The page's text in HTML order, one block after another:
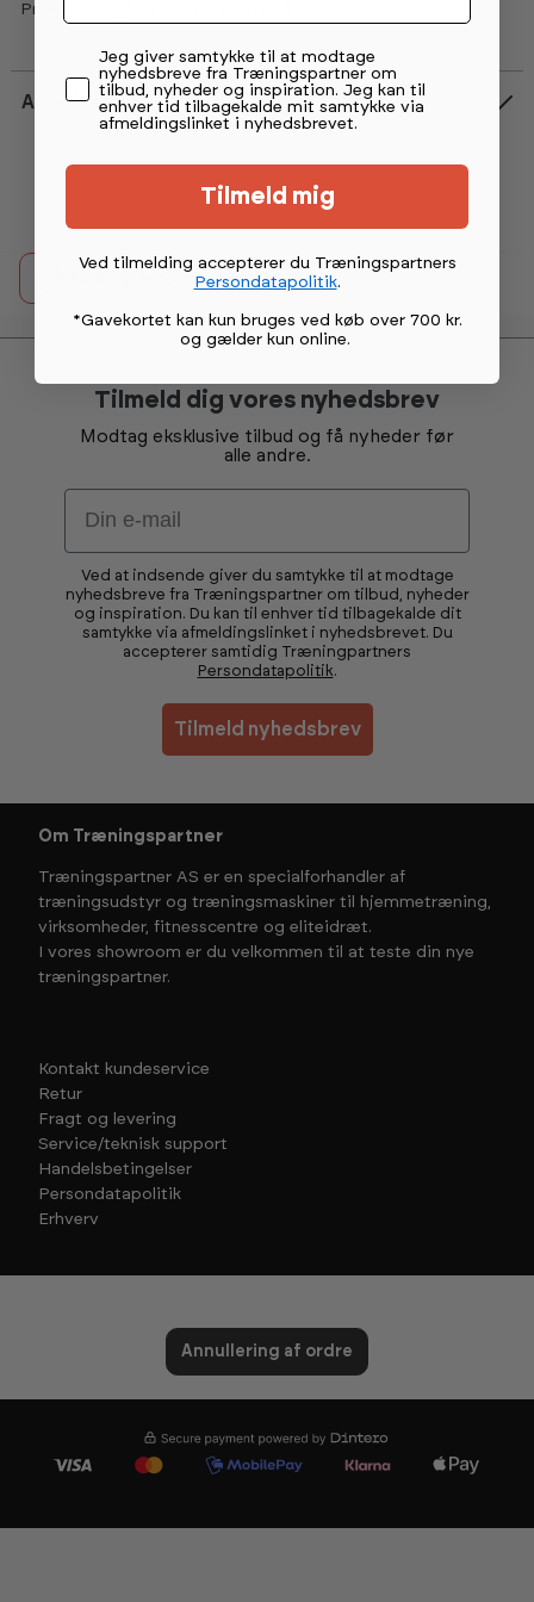
Prisen er angivet pr. stk. Slam Ball.
Anmeldelser
Vurdering:
5.0 ud af 5 stjerner
detail.printButtonText
Tilmeld dig vores nyhedsbrev
Modtag eksklusive tilbud og få nyheder før
alle andre.
Email
Ved at indsende giver du samtykke til at modtage
nyhedsbreve fra Træningspartner om tilbud, nyheder
og inspiration. Du kan til enhver tid tilbagekalde dit
samtykke via afmeldingslinket i nyhedsbrevet. Du
accepterer samtidig Træningpartners
Persondatapolitik.
Tilmeld nyhedsbrev
Om Træningspartner
Træningspartner AS er en specialforhandler af
træningsudstyr og træningsmaskiner til hjemmetræning,
virksomheder, fitnesscentre og eliteidræt.
I vores showroom er du velkommen til at teste din nye
træningspartner.
Kontakt kundeservice
Retur
Fragt og levering
Service/teknisk support
Handelsbetingelser
Persondatapolitik
Erhverv
Annullering af ordre
Permission tekst
Jeg giver samtykke til at modtage
nyhedsbreve fra Træningspartner om
tilbud, nyheder og inspiration. Jeg kan til
enhver tid tilbagekalde mit samtykke via
afmeldingslinket i nyhedsbrevet.
Tilmeld mig
Ved tilmelding accepterer du Træningspartners
Persondatapolitik.
*Gavekortet kan kun bruges ved køb over 700 kr.
og gælder kun online.